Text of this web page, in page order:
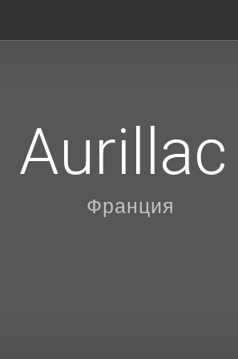
Aurillac
Франция